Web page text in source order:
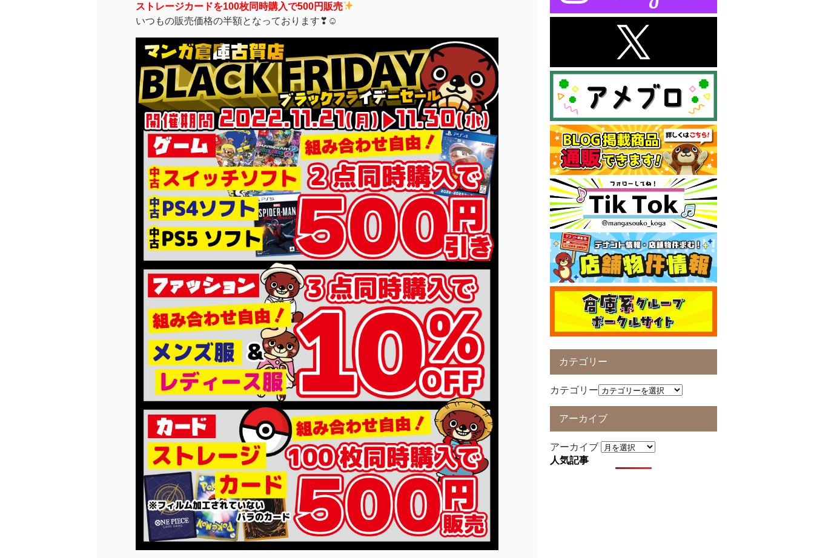
ストレージカードを100枚同時購入で500円販売
いつもの販売価格の半額となっております❣☺
カテゴリー
カテゴリー
アーカイブ
アーカイブ
人気記事